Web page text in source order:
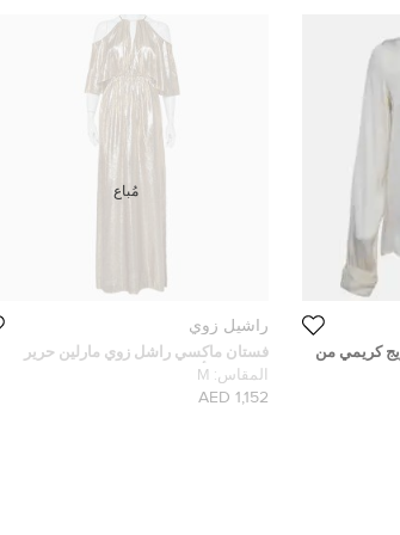
كريمي من
راشيل زوي
فستان ماكسي راشل زوي مارلين حرير
لوريكس بأكتاف مكشوفة طبقات مقاس
متوسط - ميديوم
المقاس: M
1,152 AED
مُباع